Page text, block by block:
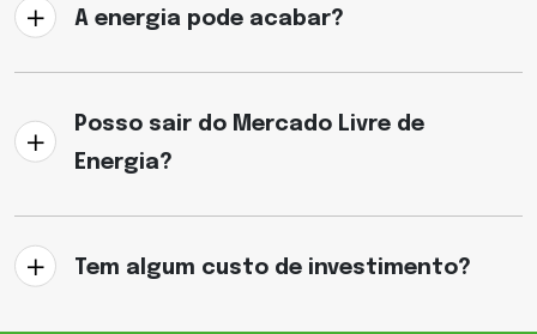
A energia pode acabar?
Posso sair do Mercado Livre de
Energia?
Tem algum custo de investimento?